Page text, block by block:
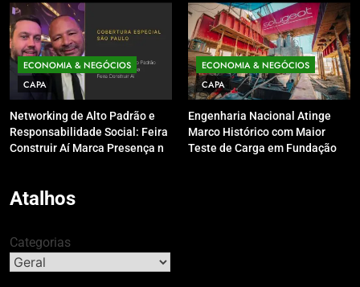
inverno
ECONOMIA & NEGÓCIOS
CAPA
Networking de Alto Padrão e
Responsabilidade Social: Feira
Construir Aí Marca Presença no
ECONOMIA & NEGÓCIOS
CAPA
Engenharia Nacional Atinge
Marco Histórico com Maior
Teste de Carga em Fundação
Atalhos
Categorias